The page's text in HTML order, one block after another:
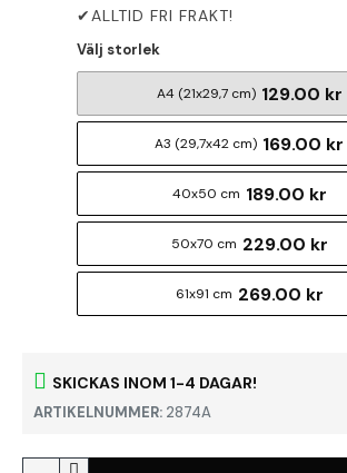
SKICKAS INOM 1-4 DAGAR!
ARTIKELNUMMER: 2874A
Välj storlek
A4 (21x29,7 cm) 129.00 kr
A3 (29,7x42 cm) 169.00 kr
40x50 cm 189.00 kr
50x70 cm 229.00 kr
61x91 cm 269.00 kr